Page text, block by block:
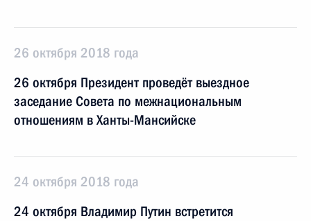
26 октября 2018 года
26 октября Президент проведёт выездное
заседание Совета по межнациональным
отношениям в Ханты-Мансийске
24 октября 2018 года
24 октября Владимир Путин встретится